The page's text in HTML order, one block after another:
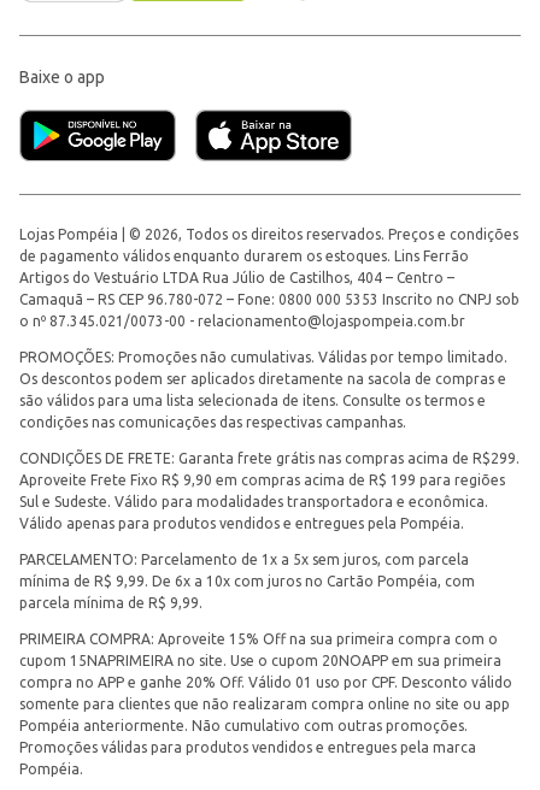
Baixe o app
Lojas Pompéia | © 2026, Todos os direitos reservados. Preços e condições
de pagamento válidos enquanto durarem os estoques. Lins Ferrão
Artigos do Vestuário LTDA Rua Júlio de Castilhos, 404 – Centro –
Camaquã – RS CEP 96.780-072 – Fone: 0800 000 5353 Inscrito no CNPJ sob
o nº 87.345.021/0073-00 - relacionamento@lojaspompeia.com.br
PROMOÇÕES: Promoções não cumulativas. Válidas por tempo limitado.
Os descontos podem ser aplicados diretamente na sacola de compras e
são válidos para uma lista selecionada de itens. Consulte os termos e
condições nas comunicações das respectivas campanhas.
CONDIÇÕES DE FRETE: Garanta frete grátis nas compras acima de R$299.
Aproveite Frete Fixo R$ 9,90 em compras acima de R$ 199 para regiões
Sul e Sudeste. Válido para modalidades transportadora e econômica.
Válido apenas para produtos vendidos e entregues pela Pompéia.
PARCELAMENTO: Parcelamento de 1x a 5x sem juros, com parcela
mínima de R$ 9,99. De 6x a 10x com juros no Cartão Pompéia, com
parcela mínima de R$ 9,99.
PRIMEIRA COMPRA: Aproveite 15% Off na sua primeira compra com o
cupom 15NAPRIMEIRA no site. Use o cupom 20NOAPP em sua primeira
compra no APP e ganhe 20% Off. Válido 01 uso por CPF. Desconto válido
somente para clientes que não realizaram compra online no site ou app
Pompéia anteriormente. Não cumulativo com outras promoções.
Promoções válidas para produtos vendidos e entregues pela marca
Pompéia.